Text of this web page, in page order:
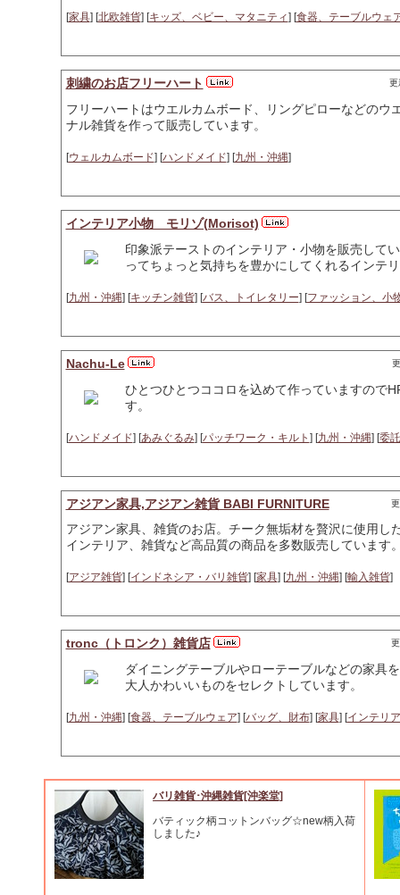
[家具] [北欧雑貨] [キッズ、ベビー、マタニティ] [食器、テーブルウェ
刺繍のお店フリーハート 更
フリーハートはウエルカムボード、リングピローなどの
ナル雑貨を作って販売しています。
[ウェルカムボード] [ハンドメイド] [九州・沖縄]
インテリア小物 モリゾ(Morisot)
印象派テーストのインテリア・小物を販売して
ってちょっと気持ちを豊かにしてくれるインテ
[九州・沖縄] [キッチン雑貨] [バス、トイレタリー] [ファッション、小
Nachu-Le
ひとつひとつココロを込めて作っていますので
す。
[ハンドメイド] [あみぐるみ] [パッチワーク・キルト ] [九州・沖縄] [委
アジアン家具,アジアン雑貨 BABI FURNITURE
アジアン家具、雑貨のお店。チーク無垢材を贅沢に使用
インテリア、雑貨など高品質の商品を多数販売しています
[アジア雑貨] [インドネシア・バリ雑貨] [家具] [九州・沖縄] [輸入雑貨]
tronc（トロンク）雑貨店
ダイニングテーブルやローテーブルなどの家具
大人かわいいものをセレクトしています。
[九州・沖縄] [食器、テーブルウェア] [バッグ、財布] [家具] [インテリ
バリ雑貨･沖縄雑貨[沖楽堂]
バティック柄コットンバッグ☆new柄入荷
しました♪